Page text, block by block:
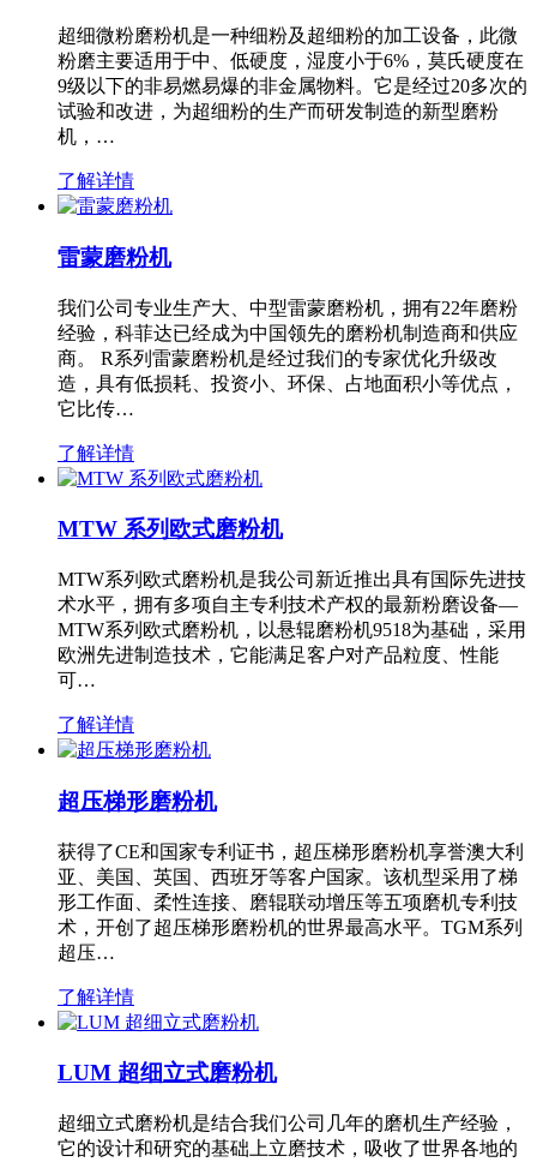
超细微粉磨粉机是一种细粉及超细粉的加工设备，此微
粉磨主要适用于中、低硬度，湿度小于6%，莫氏硬度在
9级以下的非易燃易爆的非金属物料。它是经过20多次的
试验和改进，为超细粉的生产而研发制造的新型磨粉
机，…
了解详情
雷蒙磨粉机
我们公司专业生产大、中型雷蒙磨粉机，拥有22年磨粉
经验，科菲达已经成为中国领先的磨粉机制造商和供应
商。 R系列雷蒙磨粉机是经过我们的专家优化升级改
造，具有低损耗、投资小、环保、占地面积小等优点，
它比传…
了解详情
MTW 系列欧式磨粉机
MTW系列欧式磨粉机是我公司新近推出具有国际先进技
术水平，拥有多项自主专利技术产权的最新粉磨设备—
MTW系列欧式磨粉机，以悬辊磨粉机9518为基础，采用
欧洲先进制造技术，它能满足客户对产品粒度、性能
可…
了解详情
超压梯形磨粉机
获得了CE和国家专利证书，超压梯形磨粉机享誉澳大利
亚、美国、英国、西班牙等客户国家。该机型采用了梯
形工作面、柔性连接、磨辊联动增压等五项磨机专利技
术，开创了超压梯形磨粉机的世界最高水平。TGM系列
超压…
了解详情
LUM 超细立式磨粉机
超细立式磨粉机是结合我们公司几年的磨机生产经验，
它的设计和研究的基础上立磨技术，吸收了世界各地的